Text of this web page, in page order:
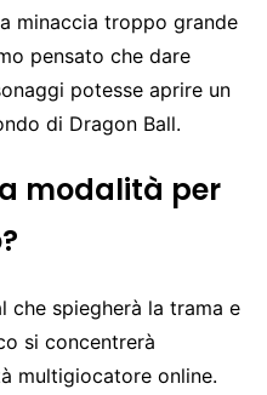
minaccia troppo grande
pensato che dare
potesse aprire un
di Dragon Ball.
modalità per
che spiegherà la trama e
si concentrerà
multigiocatore online.